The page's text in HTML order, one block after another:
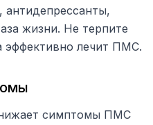
антидепрессанты,
жизни. Не терпите
лечит ПМС.
симптомы ПМС